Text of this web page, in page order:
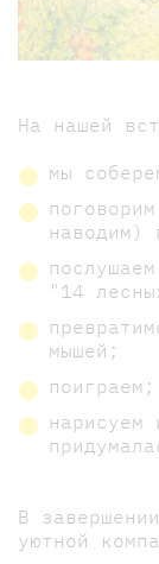
На нашей
мы
наводим)
"14
мышей;
поиграем;
В
уютной